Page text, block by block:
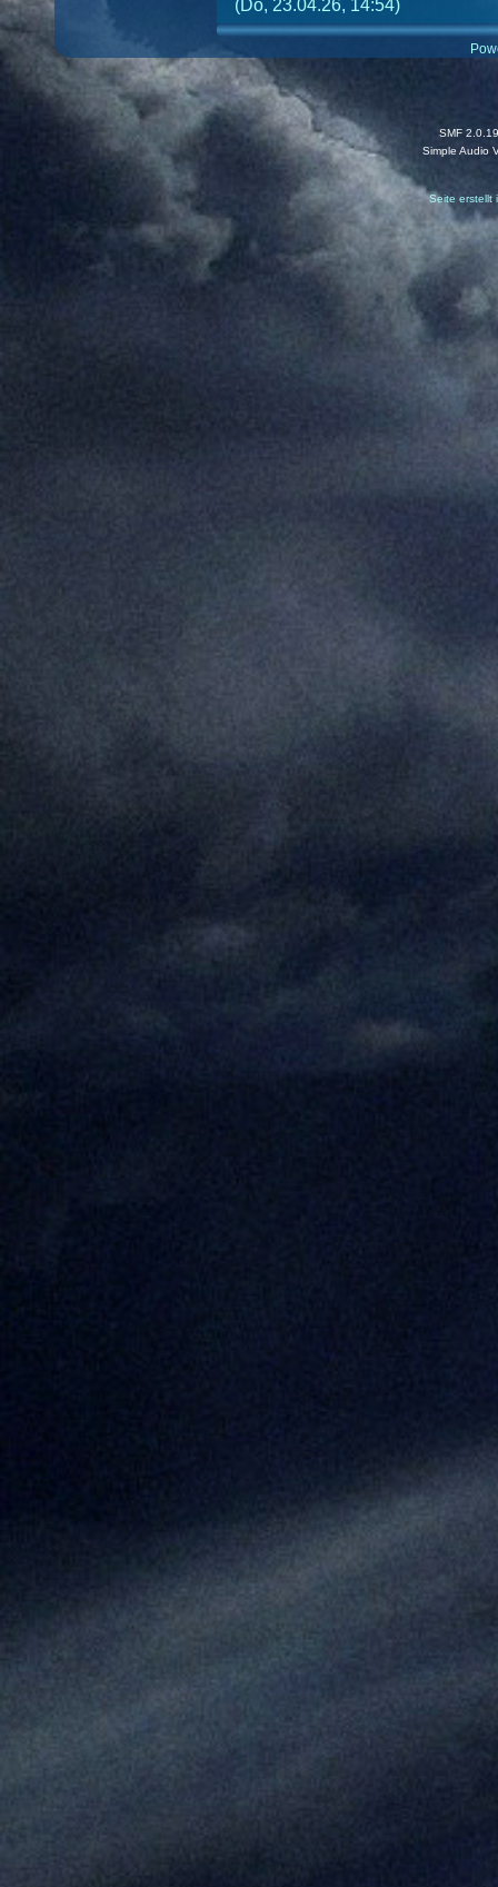
(Do, 23.04.26, 14:54)
SMF 2.0.19
Simple Audio
Seite erstellt